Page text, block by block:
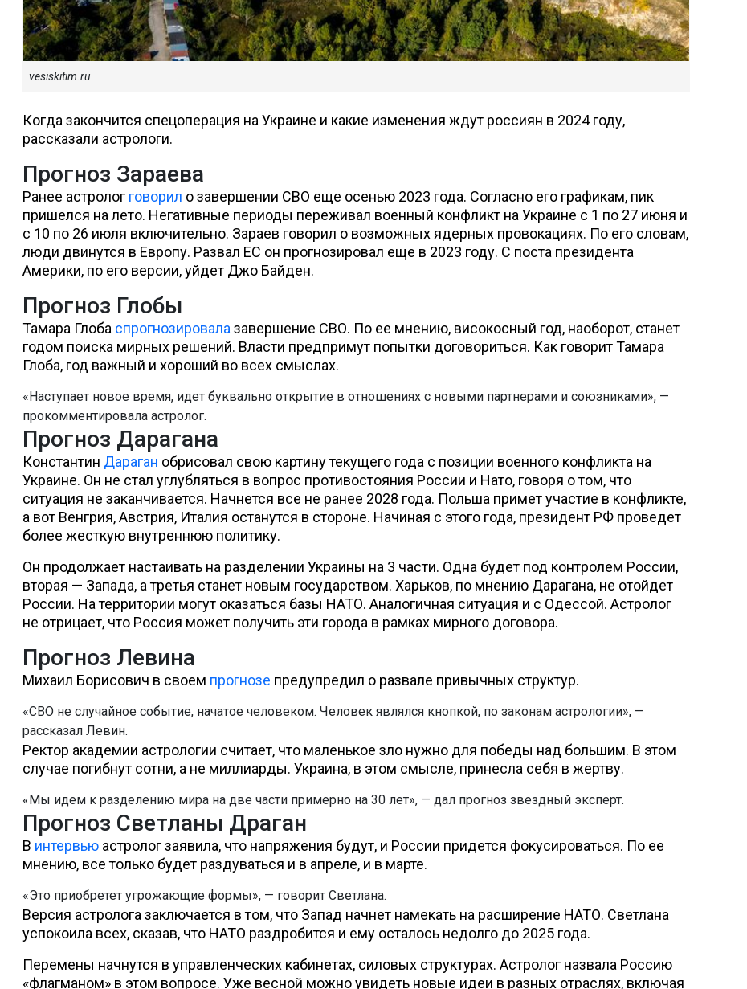
vesiskitim.ru
Когда закончится спецоперация на Украине и какие изменения ждут россиян в 2024 году,
рассказали астрологи.
Прогноз Зараева
Ранее астролог говорил о завершении СВО еще осенью 2023 года. Согласно его графикам, пик
пришелся на лето. Негативные периоды переживал военный конфликт на Украине с 1 по 27 июня и
с 10 по 26 июля включительно. Зараев говорил о возможных ядерных провокациях. По его словам,
люди двинутся в Европу. Развал ЕС он прогнозировал еще в 2023 году. С поста президента
Америки, по его версии, уйдет Джо Байден.
Прогноз Глобы
Тамара Глоба спрогнозировалазавершение СВО. По ее мнению, високосный год, наоборот, станет
годом поиска мирных решений. Власти предпримут попытки договориться. Как говорит Тамара
Глоба, год важный и хороший во всех смыслах.
«Наступает новое время, идет буквально открытие в отношениях с новыми партнерами и союзниками», —
прокомментировала астролог.
Прогноз Дарагана
Константин Дараган обрисовал свою картину текущего года с позиции военного конфликта на
Украине. Он не стал углубляться в вопрос противостояния России и Нато, говоря о том, что
ситуация не заканчивается. Начнется все не ранее 2028 года. Польша примет участие в конфликте,
а вот Венгрия, Австрия, Италия останутся в стороне. Начиная с этого года, президент РФ проведет
более жесткую внутреннюю политику.
Он продолжает настаивать на разделении Украины на 3 части. Одна будет под контролем России,
вторая — Запада, а третья станет новым государством. Харьков, по мнению Дарагана, не отойдет
России. На территории могут оказаться базы НАТО. Аналогичная ситуация и с Одессой. Астролог
не отрицает, что Россия может получить эти города в рамках мирного договора.
Прогноз Левина
Михаил Борисович в своем прогнозе предупредил о развале привычных структур.
«СВО не случайное событие, начатое человеком. Человек являлся кнопкой, по законам астрологии», —
рассказал Левин.
Ректор академии астрологии считает, что маленькое зло нужно для победы над большим. В этом
случае погибнут сотни, а не миллиарды. Украина, в этом смысле, принесла себя в жертву.
«Мы идем к разделению мира на две части примерно на 30 лет», — дал прогноз звездный эксперт.
Прогноз Светланы Драган
В интервью астролог заявила, что напряжения будут, и России придется фокусироваться. По ее
мнению, все только будет раздуваться и в апреле, и в марте.
«Это приобретет угрожающие формы», — говорит Светлана.
Версия астролога заключается в том, что Запад начнет намекать на расширение НАТО. Светлана
успокоила всех, сказав, что НАТО раздробится и ему осталось недолго до 2025 года.
Перемены начнутся в управленческих кабинетах, силовых структурах. Астролог назвала Россию
«флагманом» в этом вопросе. Уже весной можно увидеть новые идеи в разных отраслях, включая